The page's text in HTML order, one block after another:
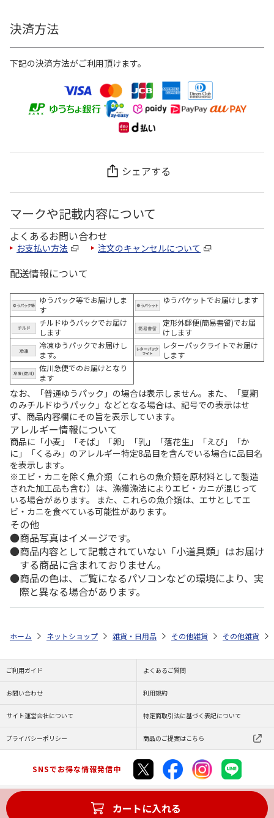
決済方法
下記の決済方法がご利用頂けます。
シェアする
マークや記載内容について
よくあるお問い合わせ
お支払い方法 注文のキャンセルについて
配送情報について
ゆうパック等でお届けしま
す
ゆうパケットでお届けします
チルドゆうパックでお届け
します
定形外郵便(簡易書留)でお届
けします
冷凍ゆうパックでお届けし
ます。
レターパックライトでお届け
します
佐川急便でのお届けとなり
ます
なお、「普通ゆうパック」の場合は表示しません。また、「夏期
のみチルドゆうパック」などとなる場合は、記号での表示はせ
ず、商品内容欄にその旨を表示しています。
アレルギー情報について
商品に「小麦」「そば」「卵」「乳」「落花生」「えび」「か
に」「くるみ」のアレルギー特定8品目を含んでいる場合に品目名
を表示します。
※エビ・カニを除く魚介類（これらの魚介類を原材料として製造
された加工品も含む）は、漁獲漁法によりエビ・カニが混じって
いる場合があります。 また、これらの魚介類は、エサとしてエ
ビ・カニを食べている可能性があります。
その他
商品写真はイメージです。
商品内容として記載されていない「小道具類」はお届け
する商品に含まれておりません。
商品の色は、ご覧になるパソコンなどの環境により、実
際と異なる場合があります。
カートに入れる
ホーム ネットショップ 雑貨・日用品 その他雑貨 その他雑貨
ご利用ガイド よくあるご質問
お問い合わせ 利用規約
サイト運営会社について 特定商取引法に基づく表記について
プライバシーポリシー 商品のご提案はこちら
SNSでお得な情報発信中